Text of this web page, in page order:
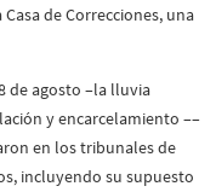
de Correcciones, una
de agosto –la lluvia
y encarcelamiento ––
en los tribunales de
incluyendo su supuesto